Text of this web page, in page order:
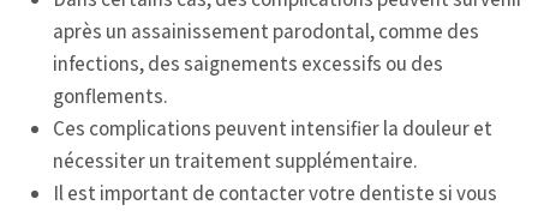
après un assainissement parodontal, comme des
infections, des saignements excessifs ou des
gonflements.
Ces complications peuvent intensifier la douleur et
nécessiter un traitement supplémentaire.
Il est important de contacter votre dentiste si vous